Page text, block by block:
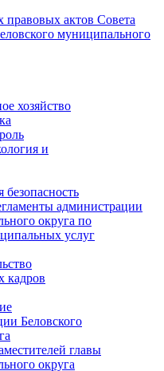
актов Совета
муниципального
хозяйство
и
безопасность
администрации
округа по
услуг
кадров
Беловского
главы
округа